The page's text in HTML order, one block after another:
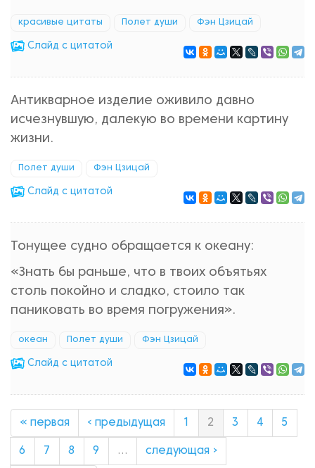
красивые цитаты Полет души Фэн Цзицай
Cлайд с цитатой
Антикварное изделие оживило давно
исчезнувшую, далекую во времени картину
жизни.
Полет души Фэн Цзицай
Cлайд с цитатой
Тонущее судно обращается к океану:
«Знать бы раньше, что в твоих объятьях
столь покойно и сладко, стоило так
паниковать во время погружения».
океан Полет души Фэн Цзицай
Cлайд с цитатой
« первая ‹ предыдущая 2 3 4 5
6 7 8 9 … следующая ›